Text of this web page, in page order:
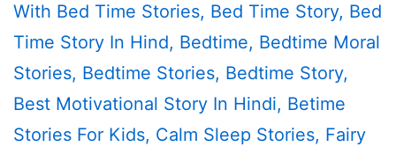
With Bed Time Stories, Bed Time Story, Bed
Time Story In Hind, Bedtime, Bedtime Moral
Stories, Bedtime Stories, Bedtime Story,
Best Motivational Story In Hindi, Betime
Stories For Kids, Calm Sleep Stories, Fairy